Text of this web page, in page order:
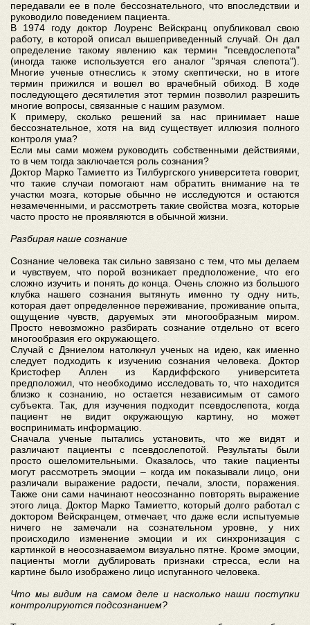
передавали ее в поле бессознательного, что впоследствии и
руководило поведением пациента.
В 1974 году доктор Лоуренс Вейскранц опубликовал свою
работу, в которой описал вышеприведенный случай. Он дал
определение такому явлению как термин "псевдослепота"
(иногда также используется его аналог "зрячая слепота").
Многие ученые отнеслись к этому скептически, но в итоге
термин прижился и вошел во врачебный обиход. В ходе
последующего десятилетия этот термин позволил разрешить
многие вопросы, связанные с нашим разумом.
К примеру, сколько решений за нас принимает наше
бессознательное, хотя на вид существует иллюзия полного
контроля ума?
Если мы сами можем руководить собственными действиями,
то в чем тогда заключается роль сознания?
Доктор Марко Тамиетто из Тилбургского университета говорит,
что такие случаи помогают нам обратить внимание на те
участки мозга, которые обычно не исследуются и остаются
незамеченными, и рассмотреть такие свойства мозга, которые
часто просто не проявляются в обычной жизни.
Разбирая наше сознание
Сознание человека так сильно завязано с тем, что мы делаем
и чувствуем, что порой возникает предположение, что его
сложно изучить и понять до конца. Очень сложно из большого
клубка нашего сознания вытянуть именно ту одну нить,
которая дает определенное переживание, проживание опыта,
ощущение чувств, даруемых эти многообразным миром.
Просто невозможно разбирать сознание отдельно от всего
многообразия его окружающего.
Случай с Дэниелом натолкнул ученых на идею, как именно
следует подходить к изучению сознания человека. Доктор
Кристофер Аллен из Кардиффского университета
предположил, что необходимо исследовать то, что находится
близко к сознанию, но остается независимым от самого
субъекта. Так, для изучения подходит псевдослепота, когда
пациент не видит окружающую картину, но может
воспринимать информацию.
Сначала ученые пытались установить, что же видят и
различают пациенты с псевдослепотой. Результаты были
просто ошеломительными. Оказалось, что такие пациенты
могут рассмотреть эмоции – когда им показывали лицо, они
различали выражение радости, печали, злости, поражения.
Также они сами начинают неосознанно повторять выражение
этого лица. Доктор Марко Тамиетто, который долго работал с
доктором Вейскранцем, отмечает, что даже если испытуемые
ничего не замечали на сознательном уровне, у них
происходило изменение эмоции и их синхронизация с
картинкой в неосознаваемом визуально пятне. Кроме эмоции,
пациенты могли дублировать признаки стресса, если на
картине было изображено лицо испуганного человека.
Что мы видим на самом деле и насколько наши поступки
контролируются подсознанием?